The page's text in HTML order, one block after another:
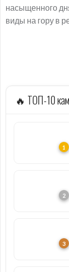
насыщенного
виды на гору в
🔥 ТОП-10